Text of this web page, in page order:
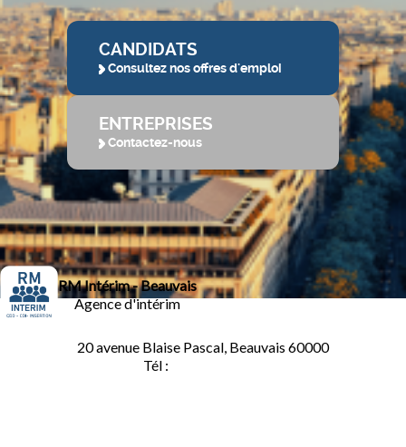
CANDIDATS
Consultez nos offres d'emploi
ENTREPRISES
Contactez-nous
RM Intérim - Beauvais
Agence d'intérim
20 avenue Blaise Pascal, Beauvais 60000
Tél :